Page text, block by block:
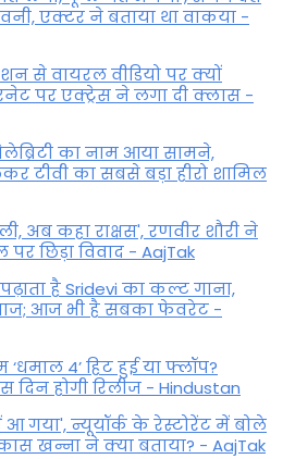
एक्टर ने बताया था वाकया -
से वायरल वीडियो पर क्यों
पर एक्ट्रेस ने लगा दी क्लास -
का नाम आया सामने,
टीवी का सबसे बड़ा हीरो शामिल
अब कहा राक्षस', रणवीर शौरी ने
पर छिड़ा विवाद - AajTak
है Sridevi का कल्ट गाना,
आज भी है सबका फेवरेट -
4’ हिट हुई या फ्लॉप?
दिन होगी रिलीज - Hindustan
गया', न्यूयॉर्क के रेस्टोरेंट में बोले
खन्ना ने क्या बताया? - AajTak